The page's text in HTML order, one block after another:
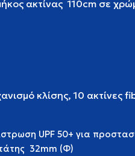
ακτίνας 110cm σε
κλίσης, 10 ακτίνες
UPF 50+ για
32mm (Φ)